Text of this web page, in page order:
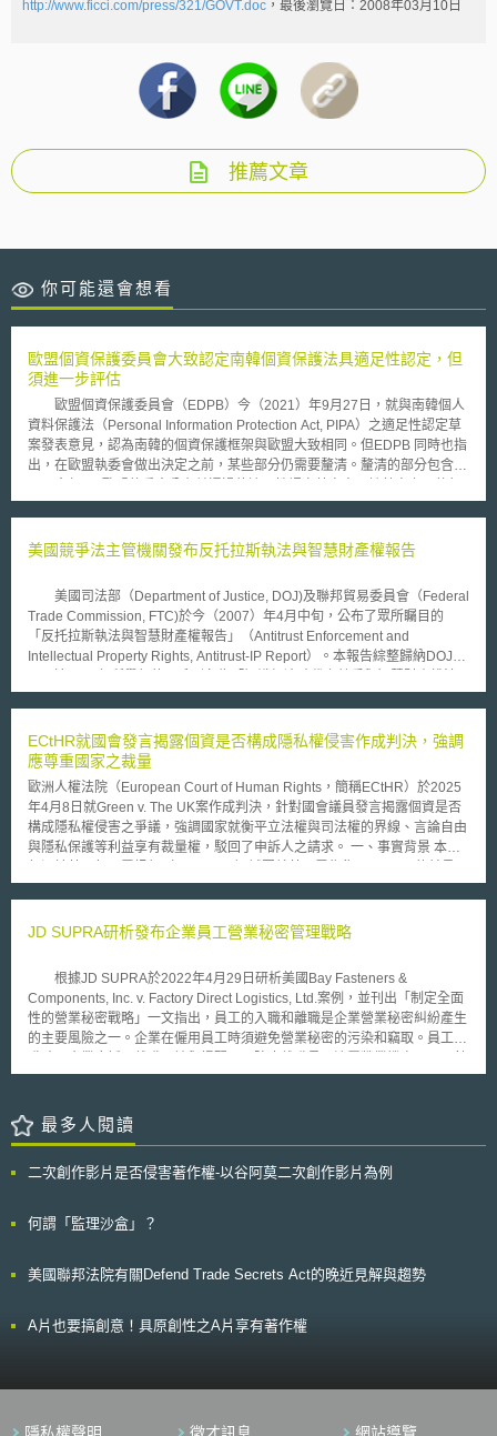
http://www.ficci.com/press/321/GOVT.doc ，最後瀏覽日：2008年03月10日
推薦文章
你可能還會想看
歐盟個資保護委員會大致認定南韓個資保護法具適足性認定，但
須進一步評估
歐盟個資保護委員會（EDPB）今（2021）年9月27日，就與南韓個人
資料保護法（Personal Information Protection Act, PIPA）之適足性認定草
案發表意見，認為南韓的個資保護框架與歐盟大致相同。但EDPB 同時也指
出，在歐盟執委會做出決定之前，某些部分仍需要釐清。釐清的部分包含：
性與有效性不應僅拘束南韓個資保護機構，也應對司法機構具有效力。除此
韓相關法令對「同意」之撤銷（或撤回）事由有所限定，應確保其對資料主
傳輸，仍應告知其資料是否會移轉到第三國之相關風險；以及若個資主體的
同意無法符合GDPR 對有效同意之定義時（例如雙方地位不對等時，該同意
即非有效），該個資不會從南韓之資料控管者傳輸至第三國；在對此議題南
韓未具體修訂相關法令時，與國安相關的個資若進一步移轉，是否會受到憲
業者自願向國安部門揭露使用者個資時，必須同時通知相關的個資主體；
EDPB 並希望歐盟執委會釐清，若歐洲經濟區（EEA）內的個人向南韓個資
保護機構或司法機構提出救濟時，相關的救濟程序是否實質有效（例如舉證
責任的規定為何）？ 於新聞稿中，EDPB 主席 Andrea Jelinek 表示：
「歐盟對此適足性認定相當重視，因其將涵蓋公部門與私部門資料的傳輸。
而適足的個資保護對支持歐盟與南韓的長期關係與個人權利、自由方面至關
重要。雖然EDPB 認為南韓的個資保護框架與歐盟大致相同，然仍建議歐盟
執委會密切關注適足性認定的各方發展。」
美國競爭法主管機關發布反托拉斯執法與智慧財產權報告
美國司法部（Department of Justice, DOJ)及聯邦貿易委員會（Federal
Trade Commission, FTC)於今（2007）年4月中旬，公布了眾所矚目的
「反托拉斯執法與智慧財產權報告」（Antitrust Enforcement and
Intellectual Property Rights, Antitrust-IP Report）。本報告綜整歸納DOJ與
制政策」（Competition and Intellectual Property Law and Policy in the
業代表之看法。 DOJ與FTC於1995年曾公布「智慧財產授權之反托拉
斯指導原則」（Antitrust Guidelines for the Licensing of Intellectual
與智慧財產權報告」的內容，重申DOJ與FTC過去依1995年指導原則的執
法實務與政策，報告也特別針對幾種經常引起疑義的智慧財產運用態樣，諸
如搭售（tying）：專屬交易（exclusive dealing）、特殊授權條款、專利聯
盟（patent pools）、交互授權（cross-licenses），肯認其亦有加強競爭並
競爭效果間進行權衡，以判斷其對整體市場競爭與消費者福祉所產生之影
（unilateral Refusals to License）、標準制定（standard setting）、交互
授權（cross-licenses）、專利聯盟（patent pools）、使專利期間延長於法
定保護期間之外（extending patent rights beyond the statutory term）等，
於報告中揭示其所持的一般管理政策。
ECtHR就國會發言揭露個資是否構成隱私權侵害作成判決，強調
應尊重國家之裁量
歐洲人權法院（European Court of Human Rights，簡稱ECtHR）於2025
年4月8日就Green v. The UK案作成判決，針對國會議員發言揭露個資是否
構成隱私權侵害之爭議，強調國家就衡平立法權與司法權的界線、言論自由
與隱私保護等利益享有裁量權，駁回了申訴人之請求。 一、事實背景 本案
針對其董事長Philip Green的職場性騷擾與霸凌指控進行報導。先前，
保密協定，員工除正當揭露（如向警察揭露犯罪）外不得洩露相關資訊。
Telegraph獲得的資訊很可能來自違反保密協定的揭露，也不認為欲報導的
內容當然具備凌駕當事人可能蒙受之損害的公共利益。Telegraph最終尊重
了暫時禁制令。惟隔日，一位英國上議院議員援引言論免責權，於議會發表
了雖不涉及細節，但具體提及Green身分和關於其性騷擾、霸凌的指控，並
用免責權，但上議院標準專員（House of Lords Commissioner for
Standards）認為司法保密規則不屬於《上議院行為準則》。Green嗣後在
法院中試圖向Telegraph請求賠償，認為Telegraph應要為議員的發言負責，
主張國家對議員使用免責權揭露受禁制令約束的資訊的權力缺乏事前和事後
院判斷 法院認為由於受暫時禁制令保護的資訊被揭露，Green的私生活權利
確實受到干預。然而，法院不認為國家違反了公約課予國家保護私生活權之
務有廣泛的裁量權，且於各國就保護方式較無共識，或涉及基本權利間之衡
reasons）；（2）涉及司法權與立法權的具體界線，以及言論自由與隱私
（4）英國並非完全沒有針對國會議員發言的事前、事後控制措施。儘管非
JD SUPRA研析發布企業員工營業秘密管理戰略
根據JD SUPRA於2022年4月29日研析美國Bay Fasteners &
Components, Inc. v. Factory Direct Logistics, Ltd.案例，並刊出「制定全面
性的營業秘密戰略」一文指出，員工的入職和離職是企業營業秘密糾紛產生
的主要風險之一。企業在僱用員工時須避免營業秘密的污染和竊取。員工離
對員工入職、員工離職兩個情形，整理建議企業應採取之對策。 員工
前雇主營業秘密的重要性、如何將營業秘密從know-how區分出來，或是要
求員工證明他們不會透露與持有前雇主的機密資訊或任何非公開資訊。然
密協議、競業禁止條款進行約束，作為保護企業的證據。 離職面談是
業應提供員工入職時所簽訂的保密協議條款與相關任職期間的協議約定，並
司，建議以信件通知該公司提醒應尊重彼此的營業秘密。此外，企業在得知
營業秘密之可疑活動，例如大量讀取文件、使用非公司的IP登入。員工離職
後，IT部門應盡快停用該離職員工相關帳號權限，同時考慮資料備份，即使
最多人閱讀
二次創作影片是否侵害著作權-以谷阿莫二次創作影片為例
何謂「監理沙盒」？
美國聯邦法院有關Defend Trade Secrets Act的晚近見解與趨勢
A片也要搞創意！具原創性之A片享有著作權
隱私權聲明 徵才訊息 網站導覽